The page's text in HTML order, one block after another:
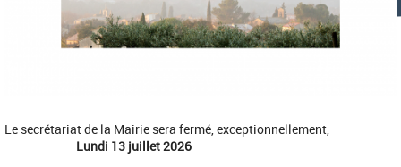
Le secrétariat de la Mairie sera fermé, exceptionnellement,
Lundi 13 juillet 2026